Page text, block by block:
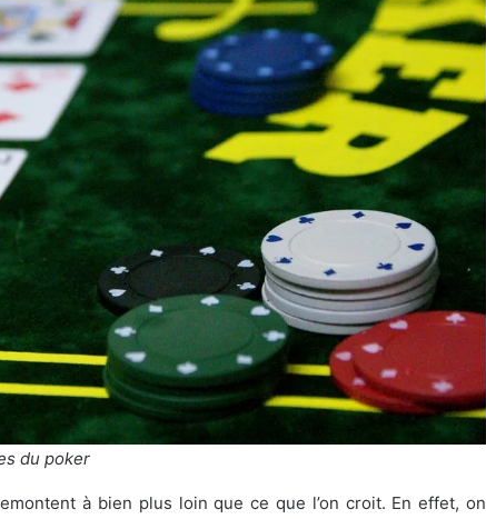
du poker
à bien plus loin que ce que l’on croit. En effet, on